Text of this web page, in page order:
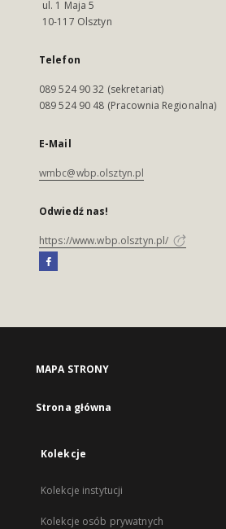
ul. 1 Maja 5
10-117 Olsztyn
Telefon
089 524 90 32 (sekretariat)
089 524 90 48 (Pracownia Regionalna)
E-Mail
wmbc@wbp.olsztyn.pl
Odwiedź nas!
https://www.wbp.olsztyn.pl/
MAPA STRONY
Strona główna
Kolekcje
Kolekcje instytucji
Kolekcje osób prywatnych